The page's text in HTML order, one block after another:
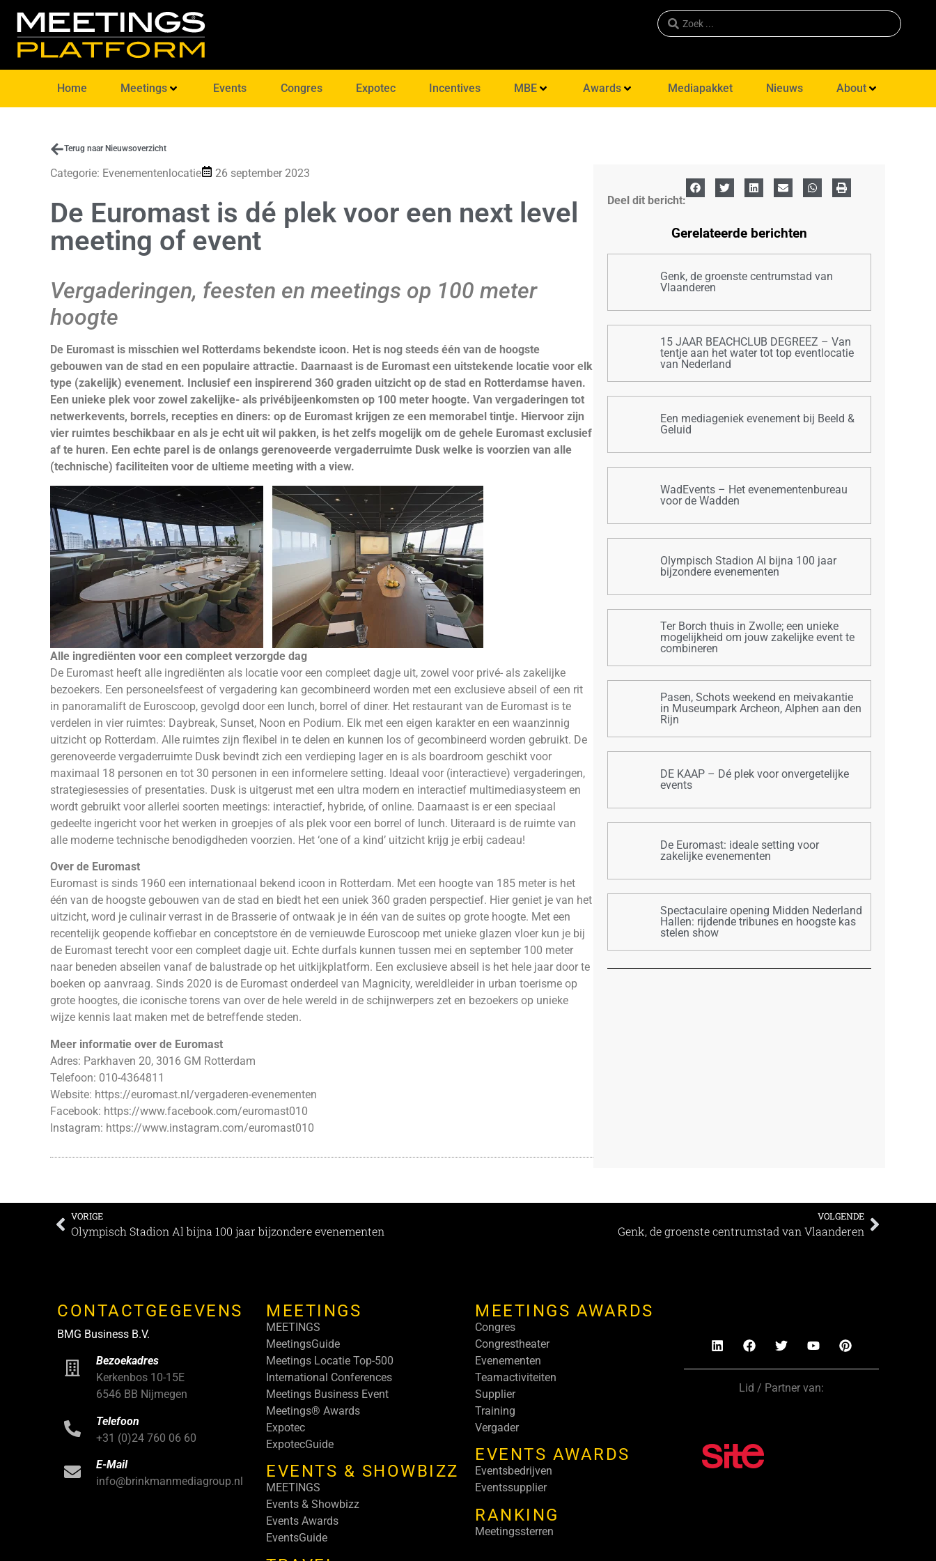
Home Meetings Events Congres Expotec Incentives MBE Awards Mediapakket Nieuws About
Terug naar Nieuwsoverzicht
Categorie: Evenementenlocatie 26 september 2023
De Euromast is dé plek voor een next level
meeting of event
Vergaderingen, feesten en meetings op 100 meter
hoogte
De Euromast is misschien wel Rotterdams bekendste icoon. Het is nog steeds één van de hoogste
gebouwen van de stad en een populaire attractie. Daarnaast is de Euromast een uitstekende locatie voor elk
type (zakelijk) evenement. Inclusief een inspirerend 360 graden uitzicht op de stad en Rotterdamse haven.
Een unieke plek voor zowel zakelijke- als privébijeenkomsten op 100 meter hoogte. Van vergaderingen tot
netwerkevents, borrels, recepties en diners: op de Euromast krijgen ze een memorabel tintje. Hiervoor zijn
vier ruimtes beschikbaar en als je echt uit wil pakken, is het zelfs mogelijk om de gehele Euromast exclusief
af te huren. Een echte parel is de onlangs gerenoveerde vergaderruimte Dusk welke is voorzien van alle
(technische) faciliteiten voor de ultieme meeting with a view.
Alle ingrediënten voor een compleet verzorgde dag
De Euromast heeft alle ingrediënten als locatie voor een compleet dagje uit, zowel voor privé- als zakelijke
bezoekers. Een personeelsfeest of vergadering kan gecombineerd worden met een exclusieve abseil of een rit
in panoramalift de Euroscoop, gevolgd door een lunch, borrel of diner. Het restaurant van de Euromast is te
verdelen in vier ruimtes: Daybreak, Sunset, Noon en Podium. Elk met een eigen karakter en een waanzinnig
uitzicht op Rotterdam. Alle ruimtes zijn flexibel in te delen en kunnen los of gecombineerd worden gebruikt. De
gerenoveerde vergaderruimte Dusk bevindt zich een verdieping lager en is als boardroom geschikt voor
maximaal 18 personen en tot 30 personen in een informelere setting. Ideaal voor (interactieve) vergaderingen,
strategiesessies of presentaties. Dusk is uitgerust met een ultra modern en interactief multimediasysteem en
wordt gebruikt voor allerlei soorten meetings: interactief, hybride, of online. Daarnaast is er een speciaal
gedeelte ingericht voor het werken in groepjes of als plek voor een borrel of lunch. Uiteraard is de ruimte van
alle moderne technische benodigdheden voorzien. Het ‘one of a kind’ uitzicht krijg je erbij cadeau!
Over de Euromast
Euromast is sinds 1960 een internationaal bekend icoon in Rotterdam. Met een hoogte van 185 meter is het
één van de hoogste gebouwen van de stad en biedt het een uniek 360 graden perspectief. Hier geniet je van het
uitzicht, word je culinair verrast in de Brasserie of ontwaak je in één van de suites op grote hoogte. Met een
recentelijk geopende koffiebar en conceptstore én de vernieuwde Euroscoop met unieke glazen vloer kun je bij
de Euromast terecht voor een compleet dagje uit. Echte durfals kunnen tussen mei en september 100 meter
naar beneden abseilen vanaf de balustrade op het uitkijkplatform. Een exclusieve abseil is het hele jaar door te
boeken op aanvraag. Sinds 2020 is de Euromast onderdeel van Magnicity, wereldleider in urban toerisme op
grote hoogtes, die iconische torens van over de hele wereld in de schijnwerpers zet en bezoekers op unieke
wijze kennis laat maken met de betreffende steden.
Meer informatie over de Euromast
Adres: Parkhaven 20, 3016 GM Rotterdam
Telefoon: 010-4364811
Website: https://euromast.nl/vergaderen-evenementen
Facebook: https://www.facebook.com/euromast010
Instagram: https://www.instagram.com/euromast010
Deel dit bericht:
Gerelateerde berichten
Genk, de groenste centrumstad van
Vlaanderen
15 JAAR BEACHCLUB DEGREEZ – Van
tentje aan het water tot top eventlocatie
van Nederland
Een mediageniek evenement bij Beeld &
Geluid
WadEvents – Het evenementenbureau
voor de Wadden
Olympisch Stadion Al bijna 100 jaar
bijzondere evenementen
Ter Borch thuis in Zwolle; een unieke
mogelijkheid om jouw zakelijke event te
combineren
Pasen, Schots weekend en meivakantie
in Museumpark Archeon, Alphen aan den
Rijn
DE KAAP – Dé plek voor onvergetelijke
events
De Euromast: ideale setting voor
zakelijke evenementen
Spectaculaire opening Midden Nederland
Hallen: rijdende tribunes en hoogste kas
stelen show
VORIGE
Olympisch Stadion Al bijna 100 jaar bijzondere evenementen
VOLGENDE
Genk, de groenste centrumstad van Vlaanderen
CONTACTGEGEVENS
BMG Business B.V.
Bezoekadres
Kerkenbos 10-15E
6546 BB Nijmegen
Telefoon
+31 (0)24 760 06 60
E-Mail
info@brinkmanmediagroup.nl
MEETINGS
MEETINGS
MeetingsGuide
Meetings Locatie Top-500
International Conferences
Meetings Business Event
Meetings® Awards
Expotec
ExpotecGuide
EVENTS & SHOWBIZZ
MEETINGS
Events & Showbizz
Events Awards
EventsGuide
MEETINGS AWARDS
Congres
Congrestheater
Evenementen
Teamactiviteiten
Supplier
Training
Vergader
EVENTS AWARDS
Eventsbedrijven
Eventssupplier
RANKING
Meetingssterren
Lid / Partner van: